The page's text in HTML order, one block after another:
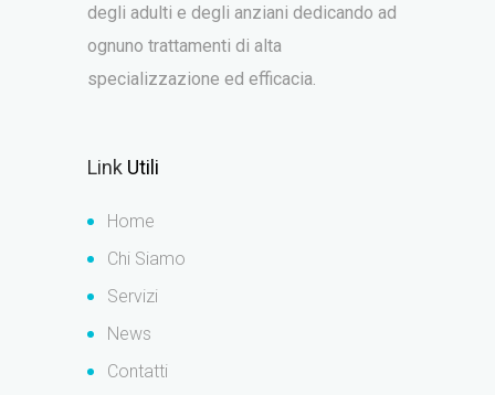
degli adulti e degli anziani dedicando ad
ognuno trattamenti di alta
specializzazione ed efficacia.
Link Utili
Home
Chi Siamo
Servizi
News
Contatti